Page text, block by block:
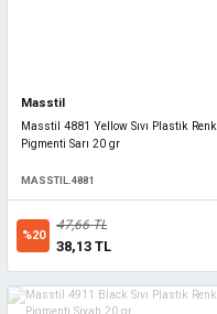
Masstil
Masstil 4881 Yellow Sıvı Plastik Renk
Pigmenti Sarı 20 gr
MASSTIL.4881
%20
47,66 TL
38,13 TL